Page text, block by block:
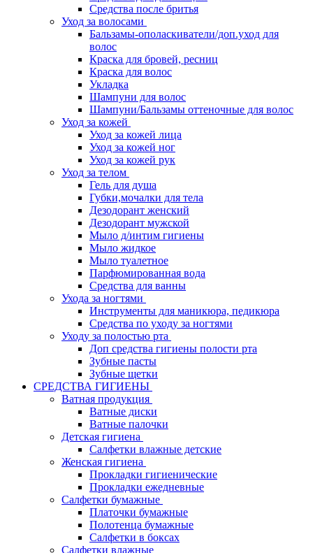
Средства после бритья
Уход за волосами
Бальзамы-ополаскиватели/доп.уход для
волос
Краска для бровей, ресниц
Краска для волос
Укладка
Шампуни для волос
Шампуни/Бальзамы оттеночные для волос
Уход за кожей
Уход за кожей лица
Уход за кожей ног
Уход за кожей рук
Уход за телом
Гель для душа
Губки,мочалки для тела
Дезодорант женский
Дезодорант мужской
Мыло д/интим гигиены
Мыло жидкое
Мыло туалетное
Парфюмированная вода
Средства для ванны
Ухода за ногтями
Инструменты для маникюра, педикюра
Средства по уходу за ногтями
Уходу за полостью рта
Доп средства гигиены полости рта
Зубные пасты
Зубные щетки
СРЕДСТВА ГИГИЕНЫ
Ватная продукция
Ватные диски
Ватные палочки
Детская гигиена
Салфетки влажные детские
Женская гигиена
Прокладки гигиенические
Прокладки ежедневные
Салфетки бумажные
Платочки бумажные
Полотенца бумажные
Салфетки в боксах
Салфетки влажные